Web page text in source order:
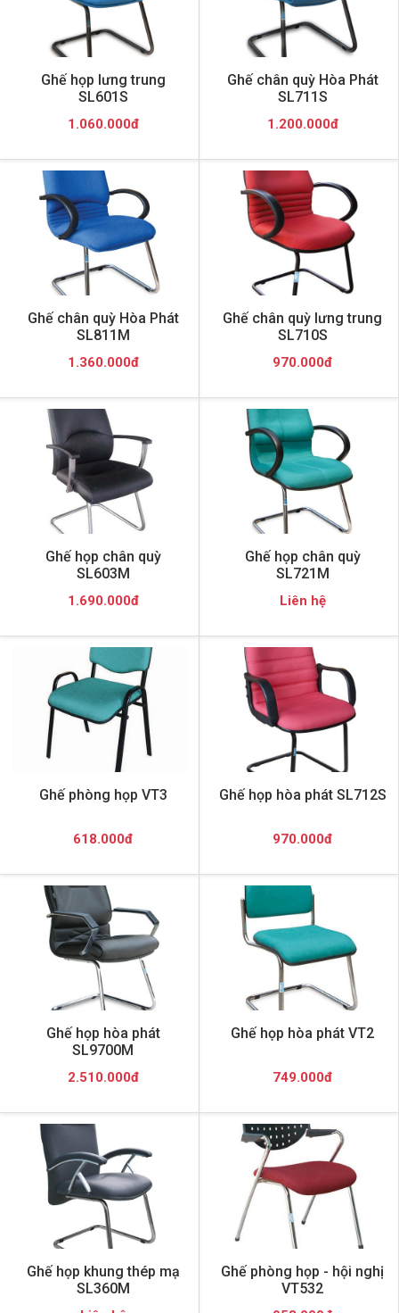
Ghế họp lưng trung
SL601S
1.060.000đ
Ghế chân quỳ Hòa Phát
SL711S
1.200.000đ
Ghế chân quỳ Hòa Phát
SL811M
1.360.000đ
Ghế chân quỳ lưng trung
SL710S
970.000đ
Ghế họp chân quỳ
SL603M
1.690.000đ
Ghế họp chân quỳ
SL721M
Liên hệ
Ghế phòng họp VT3
618.000đ
Ghế họp hòa phát SL712S
970.000đ
Ghế họp hòa phát
SL9700M
2.510.000đ
Ghế họp hòa phát VT2
749.000đ
Ghế họp khung thép mạ
SL360M
Ghế phòng họp - hội nghị
VT532